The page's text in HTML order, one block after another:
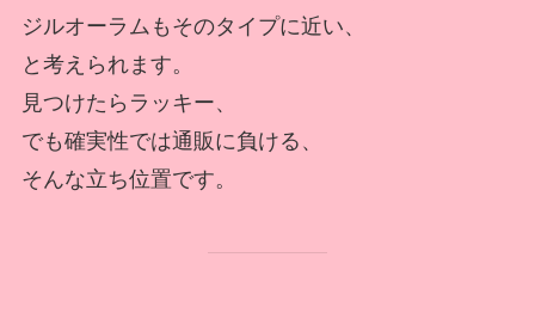
ジルオーラムもそのタイプに近い、
と考えられます。
見つけたらラッキー、
でも確実性では通販に負ける、
そんな立ち位置です。